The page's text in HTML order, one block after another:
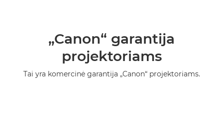
„Canon“ garantija
projektoriams
Tai yra komercinė garantija „Canon“ projektoriams.